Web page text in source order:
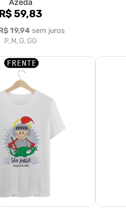
Azeda
59,83
19,94 sem juros
P, M, G, GG